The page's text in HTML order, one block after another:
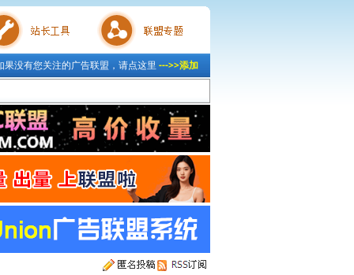
联盟专题
没有您关注的广告联盟，请点这里 --->>添加